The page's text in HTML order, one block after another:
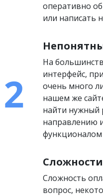
оперативно
или написать
На
интерфейс,
очень много
нашем же
найти нужный
направлению
функционалом
Сложность
вопрос,